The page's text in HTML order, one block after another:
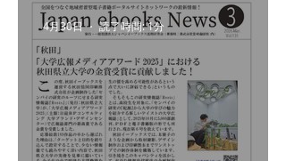
4月30日 読了時間: 1分